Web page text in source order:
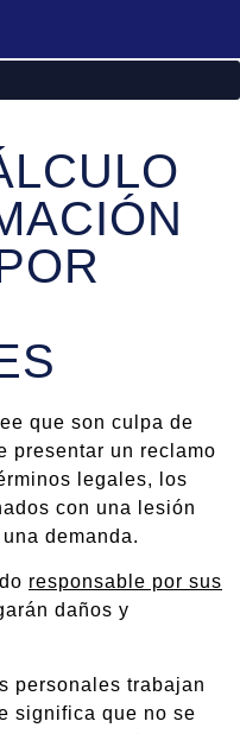
que son culpa de
presentar un reclamo
legales, los
con una lesión
demanda.
responsable por sus
daños y
personales trabajan
significa que no se